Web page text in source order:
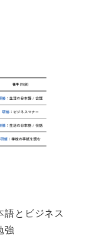
語とビジネス
強